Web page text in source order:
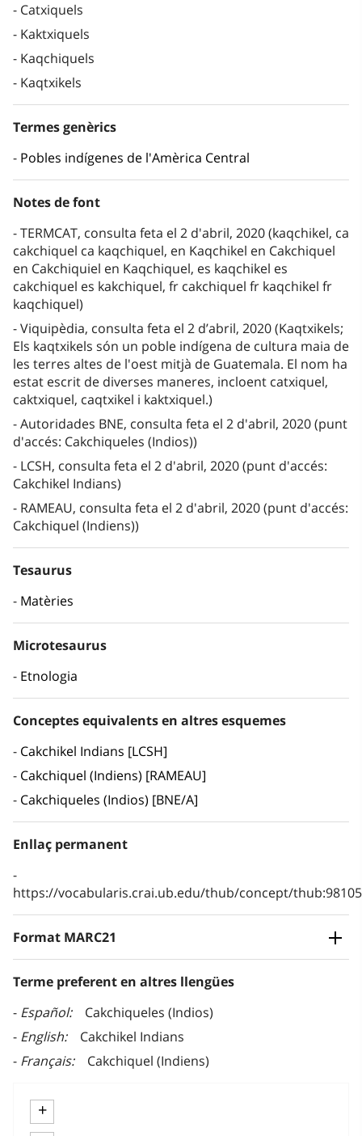
Catxiquels
Kaktxiquels
Kaqchiquels
Kaqtxikels
Termes genèrics
Pobles indígenes de l'Amèrica Central
Notes de font
TERMCAT, consulta feta el 2 d'abril, 2020 (kaqchikel, ca
cakchiquel ca kaqchiquel, en Kaqchikel en Cakchiquel
en Cakchiquiel en Kaqchiquel, es kaqchikel es
cakchiquel es kakchiquel, fr cakchiquel fr kaqchikel fr
kaqchiquel)
Viquipèdia, consulta feta el 2 d’abril, 2020 (Kaqtxikels;
Els kaqtxikels són un poble indígena de cultura maia de
les terres altes de l'oest mitjà de Guatemala. El nom ha
estat escrit de diverses maneres, incloent catxiquel,
caktxiquel, caqtxikel i kaktxiquel.)
Autoridades BNE, consulta feta el 2 d'abril, 2020 (punt
d'accés: Cakchiqueles (Indios))
LCSH, consulta feta el 2 d'abril, 2020 (punt d'accés:
Cakchikel Indians)
RAMEAU, consulta feta el 2 d'abril, 2020 (punt d'accés:
Cakchiquel (Indiens))
Tesaurus
Matèries
Microtesaurus
Etnologia
Conceptes equivalents en altres esquemes
Cakchikel Indians [LCSH]
Cakchiquel (Indiens) [RAMEAU]
Cakchiqueles (Indios) [BNE/A]
Enllaç permanent
https://vocabularis.crai.ub.edu/thub/concept/
Format MARC21
Terme preferent en altres llengües
Español
Cakchiqueles (Indios)
English
Cakchikel Indians
Français
Cakchiquel (Indiens)
+